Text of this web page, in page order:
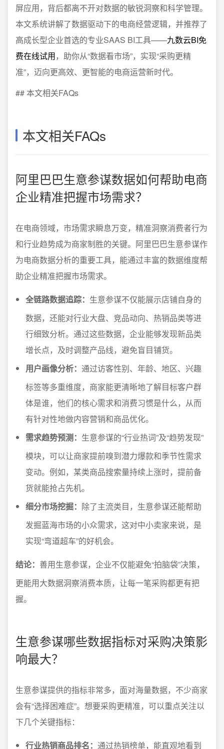
屏应用，背后都离不开对数据的敏锐洞察和科学管理。
本文系统讲解了数据驱动下的电商经营逻辑，并推荐了
高成长型企业首选的专业SAAS BI工具——九数云BI免
费在线试用，助你从“数据看市场”，实现“采购更精
准”，迈向更高效、更智能的电商运营新时代。
## 本文相关FAQs
本文相关FAQs
阿里巴巴生意参谋数据如何帮助电商
企业精准把握市场需求？
在电商领域，市场需求瞬息万变，精准洞察消费者行为
和行业趋势成为商家制胜的关键。阿里巴巴生意参谋作
为电商数据分析的重要工具，能通过丰富的数据维度帮
助企业精准把握市场需求。
全链路数据追踪： 生意参谋不仅能展示店铺自身的
数据，还能对行业大盘、竞品动向、热销品类等进
行细致分析。通过这些数据，企业能够发现新品类
增长点，及时调整产品线，避免盲目铺货。
用户画像分析： 通过访客性别、年龄、地区、兴趣
标签等多重维度，商家能更清晰地了解目标客户群
体是谁，他们的核心需求和消费习惯是什么，从而
有针对性地做内容营销和商品优化。
需求趋势预测： 生意参谋的“行业热词”及“趋势发现”
模块，可以让商家提前嗅到潜力爆款和季节性需求
变动。例如，某类商品搜索量持续上涨时，提前备
货就能抢占先机。
细分市场挖掘： 除了主流类目，生意参谋还能帮助
发掘蓝海市场的小众需求，这对中小卖家来说，是
实现“弯道超车”的好机会。
结论： 善用生意参谋，企业不仅能避免“拍脑袋”决策，
更能用大数据洞察消费本质，让每一笔采购都更有把
握。
生意参谋哪些数据指标对采购决策影
响最大？
生意参谋提供的指标非常多，面对海量数据，不少商家
会有“选择困难症”。想要采购更精准，可以重点关注以
下几个关键指标：
行业热销商品排名： 通过热销榜单，能直观地看到